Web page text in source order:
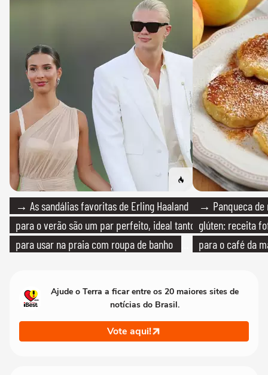
→ As sandálias favoritas de Erling Haaland
para o verão são um par perfeito, ideal tanto
para usar na praia com roupa de banho
→ Panqueca de
glúten: receita
para o café da
Ajude o Terra a ficar entre os 20 maiores sites de
notícias do Brasil.
Vote aqui!